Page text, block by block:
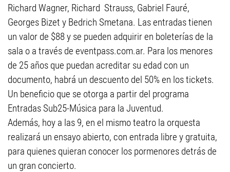
Richard Wagner, Richard Strauss, Gabriel Fauré,
Georges Bizet y Bedrich Smetana. Las entradas tienen
un valor de $88 y se pueden adquirir en boleterías de la
sala o a través de eventpass.com.ar. Para los menores
de 25 años que puedan acreditar su edad con un
documento, habrá un descuento del 50% en los tickets.
Un beneficio que se otorga a partir del programa
Entradas Sub25-Música para la Juventud.
Además, hoy a las 9, en el mismo teatro la orquesta
realizará un ensayo abierto, con entrada libre y gratuita,
para quienes quieran conocer los pormenores detrás de
un gran concierto.